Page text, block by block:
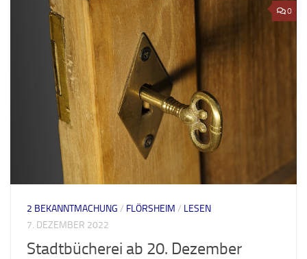
0
2 BEKANNTMACHUNG / FLÖRSHEIM / LESEN
7. DEZEMBER 2022
Stadtbücherei ab 20. Dezember